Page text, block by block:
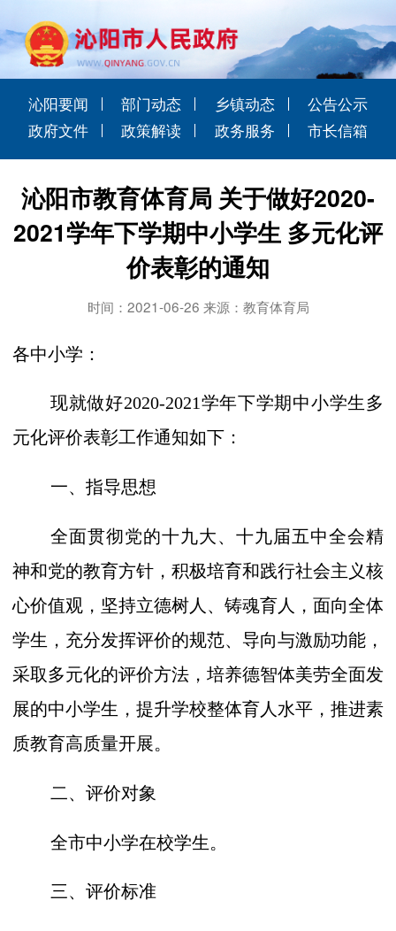
沁阳要闻 部门动态 乡镇动态
公告公示
政府文件
政策解读 政务服务 市长信箱
沁阳市教育体育局 关于做好2020-
2021学年下学期中小学生 多元化评
价表彰的通知
时间：2021-06-26 来源：教育体育局
各中小学：
现就做好2020-2021学年下学期中小学生多
元化评价表彰工作通知如下：
一、指导思想
全面贯彻党的十九大、 十九届 五中全会精
神和党的教育方针，积极培育和践行社会主义核
心价值观，坚持立德树人、铸魂育人，面向全体
学生，充分发挥评价的规范、导向与激励功能，
采取多元化的评价方法， 培养德智体美劳全面发
展的中小学生， 提升学校整体育人水平，推进素
质教育高质量开展。
二、评价对象
全市中小学在校学生。
三、 评价标准